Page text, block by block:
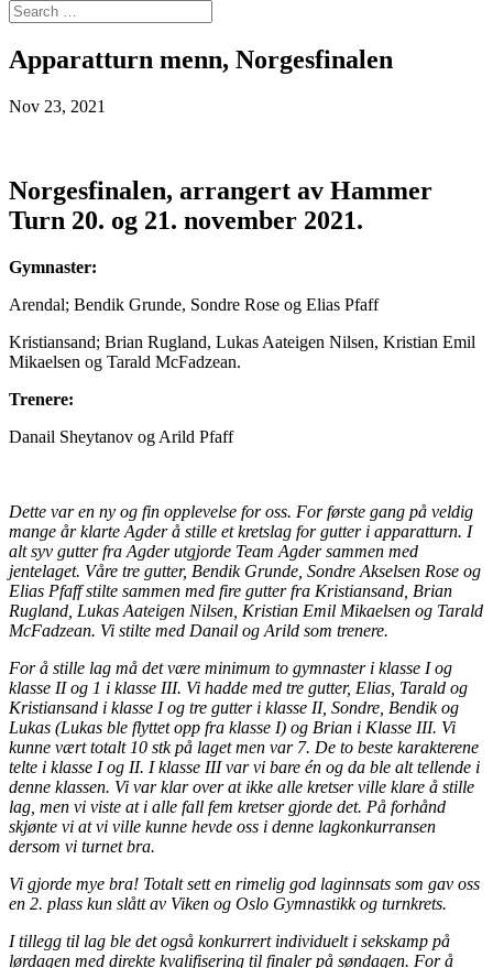
Apparatturn menn, Norgesfinalen
Nov 23, 2021
Norgesfinalen, arrangert av Hammer
Turn 20. og 21. november 2021.
Gymnaster:
Arendal; Bendik Grunde, Sondre Rose og Elias Pfaff
Kristiansand; Brian Rugland, Lukas Aateigen Nilsen, Kristian Emil
Mikaelsen og Tarald McFadzean.
Trenere:
Danail Sheytanov og Arild Pfaff
Dette var en ny og fin opplevelse for oss. For første gang på veldig
mange år klarte Agder å stille et kretslag for gutter i apparatturn. I
alt syv gutter fra Agder utgjorde Team Agder sammen med
jentelaget. Våre tre gutter, Bendik Grunde, Sondre Akselsen Rose og
Elias Pfaff stilte sammen med fire gutter fra Kristiansand, Brian
Rugland, Lukas Aateigen Nilsen, Kristian Emil Mikaelsen og Tarald
McFadzean. Vi stilte med Danail og Arild som trenere.
For å stille lag må det være minimum to gymnaster i klasse I og
klasse II og 1 i klasse III. Vi hadde med tre gutter, Elias, Tarald og
Kristiansand i klasse I og tre gutter i klasse II, Sondre, Bendik og
Lukas (Lukas ble flyttet opp fra klasse I) og Brian i Klasse III. Vi
kunne vært totalt 10 stk på laget men var 7. De to beste karakterene
telte i klasse I og II. I klasse III var vi bare én og da ble alt tellende i
denne klassen. Vi var klar over at ikke alle kretser ville klare å stille
lag, men vi viste at i alle fall fem kretser gjorde det. På forhånd
skjønte vi at vi ville kunne hevde oss i denne lagkonkurransen
dersom vi turnet bra.
Vi gjorde mye bra! Totalt sett en rimelig god laginnsats som gav oss
en 2. plass kun slått av Viken og Oslo Gymnastikk og turnkrets.
I tillegg til lag ble det også konkurrert individuelt i sekskamp på
lørdagen med direkte kvalifisering til finaler på søndagen. For å